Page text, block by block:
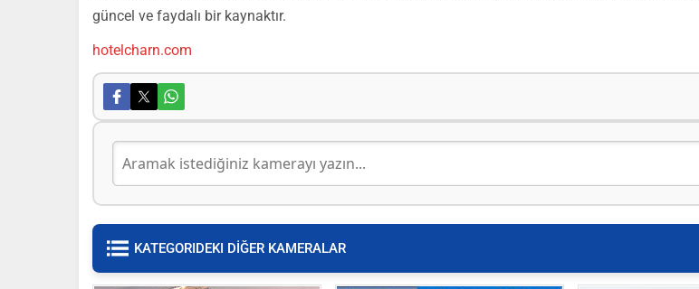
güncel ve faydalı bir kaynaktır.
hotelcharn.com
KATEGORIDEKI DİĞER KAMERALAR